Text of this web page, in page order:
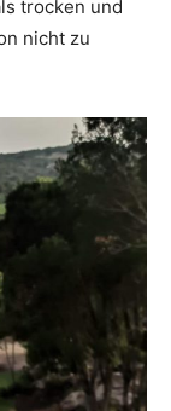
trocken und
nicht zu